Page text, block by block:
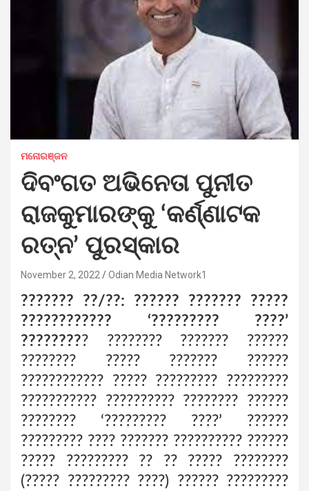
ମନୋରଞ୍ଜନ
ଦିବଂଗତ ଅଭିନେତା ପୁନୀତ
ରାଜକୁମାରଙ୍କୁ ‘କର୍ଣ୍ଣାଟକ
ରତ୍ନ’ ପୁରସ୍କାର
November 2, 2022 Odian Media Network1
??????? ??/??: ?????? ??????? ?????
???????????? ‘????????? ????’
????????? ???????? ??????? ??????
???????? ????? ??????? ??????
???????????? ????? ????????? ?????????
??????????? ?????????? ???????? ??????
???????? ‘????????? ????’ ??????
????????? ???? ??????? ?????????? ??????
????? ????????? ?? ?? ????? ????????
(????? ????????? ????) ?????? ?????????